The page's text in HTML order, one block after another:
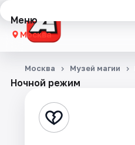
Меню
Москва
Концерты
Стендап
Ночной режим
Москва Музей магии